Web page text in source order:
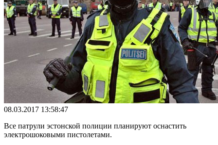
08.03.2017 13:58:47
Все патрули эстонской полиции планируют оснастить
электрошоковыми пистолетами.